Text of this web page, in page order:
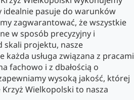
pasuje do warunków
zagwarantować, że wszystkie
w sposób precyzyjny i
skali projektu, nasze
każda usługa związana z pracami
fachowo i z dbałością o
wysoką jakość, której
Wielkopolski to nasza